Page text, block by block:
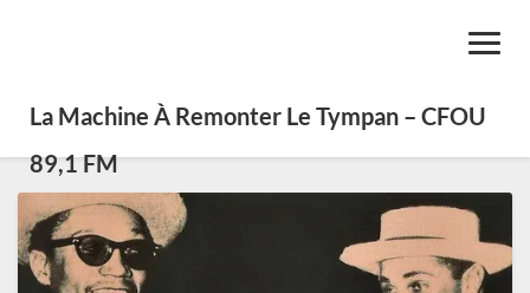
Toggle
La Machine À Remonter Le Tympan – CFOU
89,1 FM
Le
bebop :
quatre